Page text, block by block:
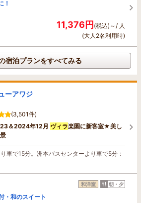
！
11,376円(税込)～/ 人
(大人2名利用時)
宿泊プランをすべてみる
ーアワジ
(3,501件)
＆2024年12月 ヴィラ楽園に新客室★美し
車で15分。洲本バスセンターより車で5分：
和洋室 朝・夕
・和のスイート